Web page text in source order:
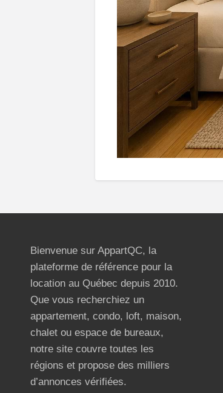
Bienvenue sur AppartQC, la
plateforme de référence pour la
location au Québec depuis 2010.
Que vous recherchiez un
appartement, condo, loft, maison,
chalet ou espace de bureaux,
notre site couvre toutes les
régions et propose des milliers
d’annonces vérifiées.